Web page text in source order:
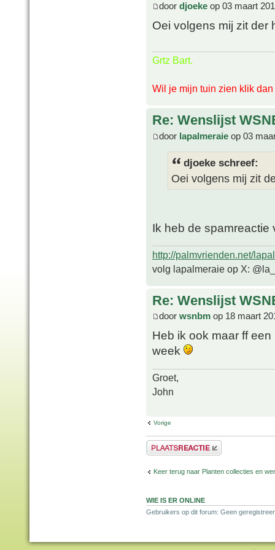
door djoeke op 03 maart
Oei volgens mij zit
Grtz Bart.
Wil je mijn tuin zien klik dan
Re: Wenslijst
door lapalmeraie op 03
djoeke schreef:
Oei volgens mij zit
Ik heb de spamreactie
http://palmvrienden.net/
volg lapalmeraie op X:
Re: Wenslijst
door wsnbm op 18 maart
Heb ik ook maar ff
week
Groet,
John
Vorige
Plaats een reactie
Keer terug naar Planten collecties en
WIE IS ER ONLINE
Gebruikers op dit forum: Geen